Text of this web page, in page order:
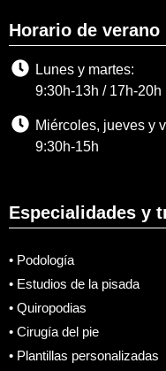
Horario de verano
Lunes y martes:
9:30h-13h / 17h-20h
Miércoles, jueves y
9:30h-15h
Especialidades y
• Podología
• Estudios de la pisada
• Quiropodias
• Cirugía del pie
• Plantillas personalizadas